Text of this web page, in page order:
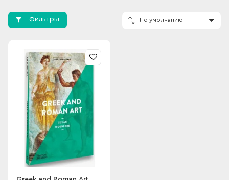
Фильтры